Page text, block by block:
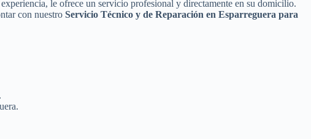
le ofrece un servicio profesional y directamente en su domicilio.
con nuestro Servicio Técnico y de Reparación en Esparreguera para